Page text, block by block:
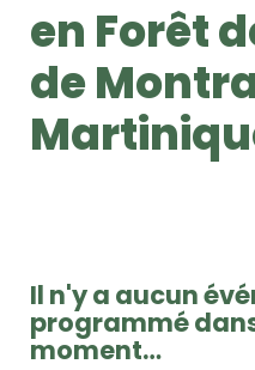
en Forêt
de
Il n'y a aucun
programmé
moment…